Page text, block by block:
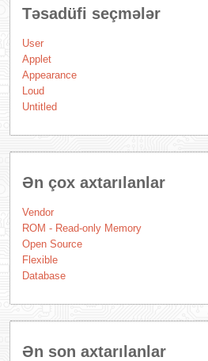
Təsadüfi seçmələr
User
Applet
Appearance
Loud
Untitled
Ən çox axtarılanlar
Vendor
ROM - Read-only Memory
Open Source
Flexible
Database
Ən son axtarılanlar